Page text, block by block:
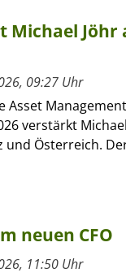
Jöhr
09:27 Uhr
Asset
verstärkt
und Österreich.
neuen CFO
11:50 Uhr